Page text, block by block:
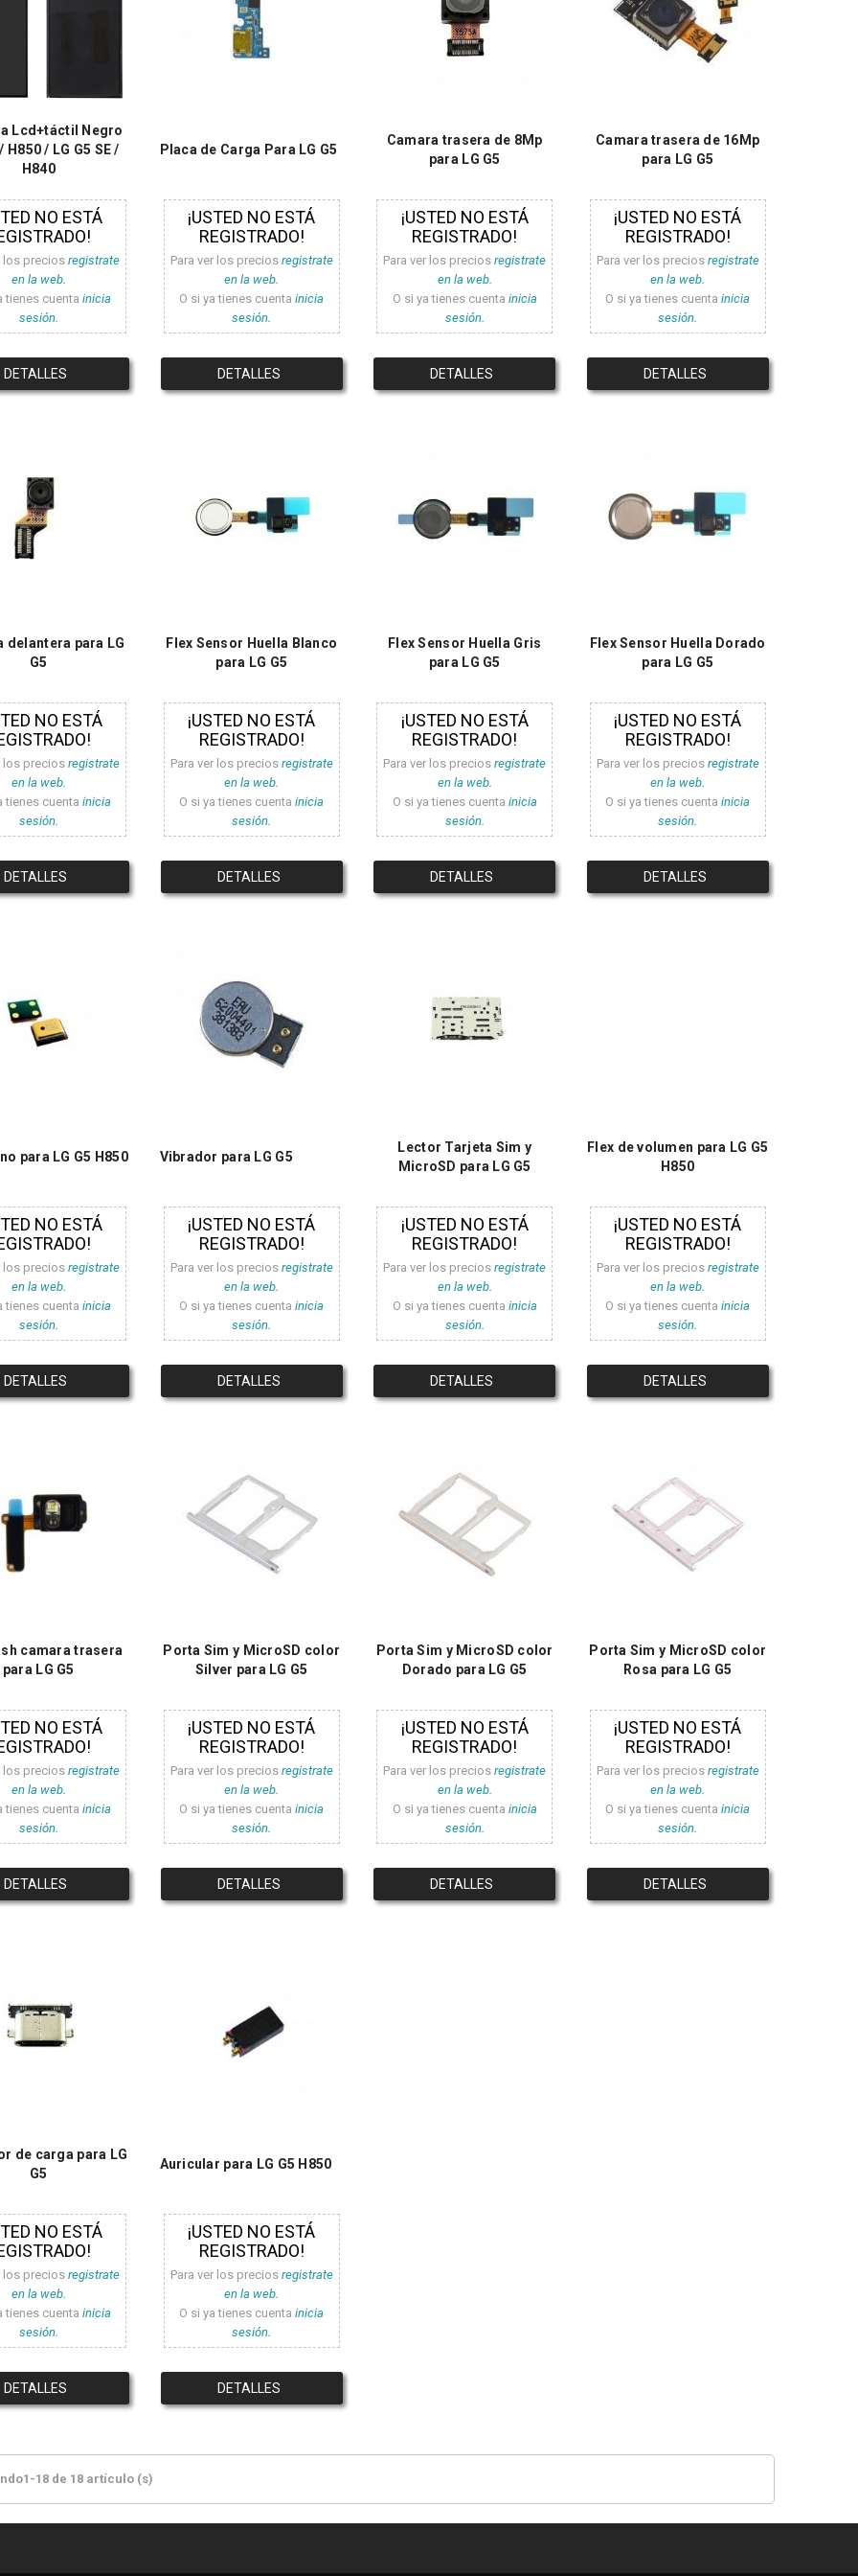
Lcd+táctil Negro
H850 / LG G5 SE /
H840
NO ESTÁ
los preciosregistrate
en la web.
tienes cuenta inicia
sesión.
DETALLES
Placa de Carga Para LG G5
¡USTED NO ESTÁ
REGISTRADO!
Para ver los precios registrate
en la web.
O si ya tienes cuentainicia
sesión.
DETALLES
Camara trasera de 8Mp
para LG G5
¡USTED NO ESTÁ
REGISTRADO!
Para ver los preciosregistrate
en la web.
O si ya tienes cuenta inicia
sesión.
DETALLES
Camara trasera de 16Mp
para LG G5
¡USTED NO ESTÁ
REGISTRADO!
Para ver los precios registrate
en la web.
O si ya tienes cuentainicia
sesión.
DETALLES
delantera para LG
G5
NO ESTÁ
los preciosregistrate
en la web.
tienes cuenta inicia
sesión.
DETALLES
Flex Sensor Huella Blanco
para LG G5
¡USTED NO ESTÁ
REGISTRADO!
Para ver los precios registrate
en la web.
O si ya tienes cuentainicia
sesión.
DETALLES
Flex Sensor Huella Gris
para LG G5
¡USTED NO ESTÁ
REGISTRADO!
Para ver los preciosregistrate
en la web.
O si ya tienes cuenta inicia
sesión.
DETALLES
Flex Sensor Huella Dorado
para LG G5
¡USTED NO ESTÁ
REGISTRADO!
Para ver los precios registrate
en la web.
O si ya tienes cuentainicia
sesión.
DETALLES
para LG G5 H850
NO ESTÁ
los preciosregistrate
en la web.
tienes cuenta inicia
sesión.
DETALLES
Vibrador para LG G5
¡USTED NO ESTÁ
REGISTRADO!
Para ver los precios registrate
en la web.
O si ya tienes cuentainicia
sesión.
DETALLES
Lector Tarjeta Sim y
MicroSD para LG G5
¡USTED NO ESTÁ
REGISTRADO!
Para ver los preciosregistrate
en la web.
O si ya tienes cuenta inicia
sesión.
DETALLES
Flex de volumen para LG G5
H850
¡USTED NO ESTÁ
REGISTRADO!
Para ver los precios registrate
en la web.
O si ya tienes cuentainicia
sesión.
DETALLES
camara trasera
para LG G5
NO ESTÁ
los preciosregistrate
en la web.
tienes cuenta inicia
sesión.
DETALLES
Porta Sim y MicroSD color
Silver para LG G5
¡USTED NO ESTÁ
REGISTRADO!
Para ver los precios registrate
en la web.
O si ya tienes cuentainicia
sesión.
DETALLES
Porta Sim y MicroSD color
Dorado para LG G5
¡USTED NO ESTÁ
REGISTRADO!
Para ver los preciosregistrate
en la web.
O si ya tienes cuenta inicia
sesión.
DETALLES
Porta Sim y MicroSD color
Rosa para LG G5
¡USTED NO ESTÁ
REGISTRADO!
Para ver los precios registrate
en la web.
O si ya tienes cuentainicia
sesión.
DETALLES
de carga para LG
G5
NO ESTÁ
los preciosregistrate
en la web.
tienes cuenta inicia
sesión.
DETALLES
Auricular para LG G5 H850
¡USTED NO ESTÁ
REGISTRADO!
Para ver los precios registrate
en la web.
O si ya tienes cuentainicia
sesión.
DETALLES
18 de 18 artículo (s)